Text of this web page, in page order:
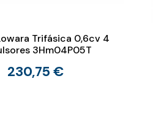
Trifásica 0,6cv 4
3Hm04P05T
230,75 €